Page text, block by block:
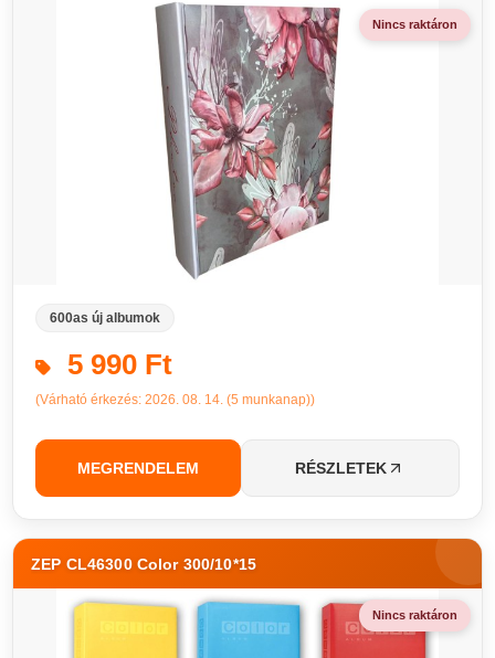
Nincs raktáron
600as új albumok
5 990 Ft
(Várható érkezés: 2026. 08. 14. (5 munkanap))
MEGRENDELEM RÉSZLETEK
ZEP CL46300 Color 300/10*15
Nincs raktáron